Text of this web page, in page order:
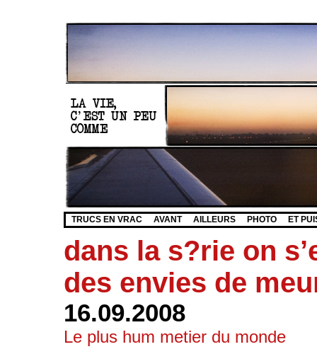
TRUCS EN VRAC AVANT AILLEURS PHOTO ET
dans la s?rie on
des envies de
16.09.2008
Le plus hum metier du monde